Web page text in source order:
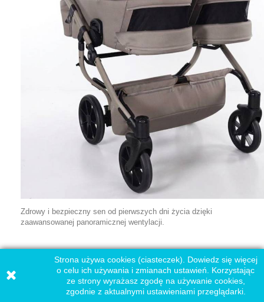
Zdrowy i bezpieczny sen od pierwszych dni życia dzięki
zaawansowanej panoramicznej wentylacji.
Strona używa cookies (ciasteczek). Dowiedz się więcej
o celu ich używania i zmianach ustawień. Korzystając
ze strony wyrażasz zgodę na używanie cookies,
zgodnie z aktualnymi ustawieniami przeglądarki.